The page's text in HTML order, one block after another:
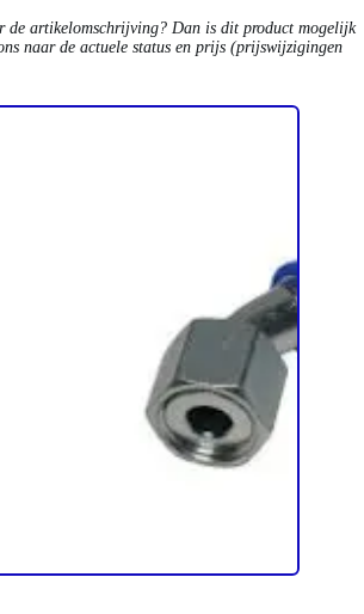
de artikelomschrijving? Dan is dit product mogelijk
naar de actuele status en prijs (prijswijzigingen